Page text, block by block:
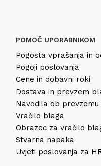
POMOČ UPORABNIKOM
Pogosta vprašanja in
Pogoji poslovanja
Cene in dobavni roki
Dostava in prevzem
Navodila ob
Vračilo blaga
Obrazec za vračilo
Stvarna napaka
Uvjeti poslovanja za